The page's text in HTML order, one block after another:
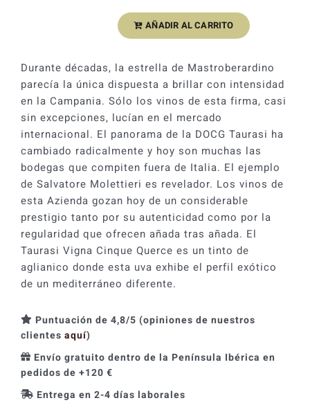
Vigna
Cinque
Querce
2011
cantidad
AÑADIR AL CARRITO
Durante décadas, la estrella de Mastroberardino
parecía la única dispuesta a brillar con intensidad
en la Campania. Sólo los vinos de esta firma, casi
sin excepciones, lucían en el mercado
internacional. El panorama de la DOCG Taurasi ha
cambiado radicalmente y hoy son muchas las
bodegas que compiten fuera de Italia. El ejemplo
de Salvatore Molettieri es revelador. Los vinos de
esta Azienda gozan hoy de un considerable
prestigio tanto por su autenticidad como por la
regularidad que ofrecen añada tras añada. El
Taurasi Vigna Cinque Querce es un tinto de
aglianico donde esta uva exhibe el perfil exótico
de un mediterráneo diferente.
Puntuación de 4,8/5 (opiniones de nuestros
clientes aquí)
Envío gratuito dentro de la Península Ibérica en
pedidos de +120 €
Entrega en 2-4 días laborales